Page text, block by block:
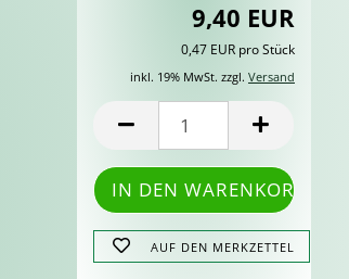
9,40 EUR
0,47 EUR pro Stück
inkl. 19% MwSt. zzgl. Versand
AUF DEN MERKZETTEL